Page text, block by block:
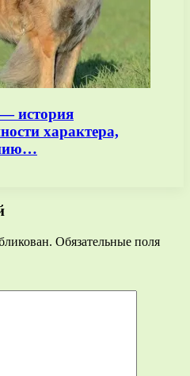
история
характера,
Обязательные поля